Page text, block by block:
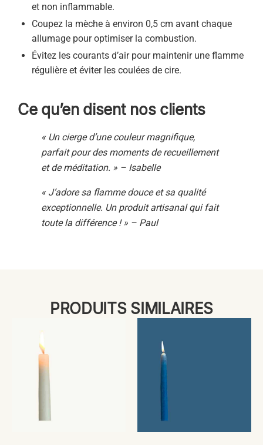
et non inflammable.
Coupez la mèche à environ 0,5 cm avant chaque
allumage pour optimiser la combustion.
Évitez les courants d’air pour maintenir une flamme
régulière et éviter les coulées de cire.
Ce qu’en disent nos clients
« Un cierge d’une couleur magnifique,
parfait pour des moments de recueillement
et de méditation. » – Isabelle
« J’adore sa flamme douce et sa qualité
exceptionnelle. Un produit artisanal qui fait
toute la différence ! » – Paul
PRODUITS SIMILAIRES